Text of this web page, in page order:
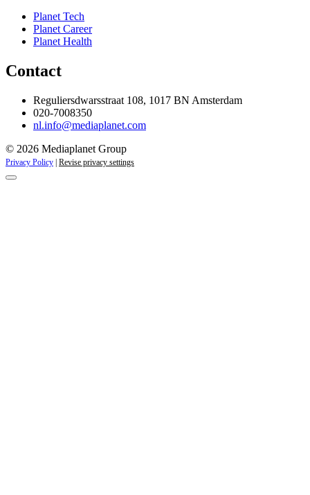
Planet Tech
Planet Career
Planet Health
Contact
Reguliersdwarsstraat 108, 1017 BN Amsterdam
020-7008350
nl.info@mediaplanet.com
© 2026 Mediaplanet Group
Privacy Policy Revise privacy settings